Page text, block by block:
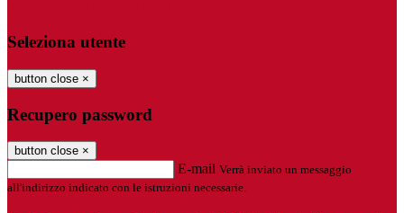
Seleziona utente
button close ×
Recupero password
button close ×
E-mail Verrà inviato un messaggio
all'indirizzo indicato con le istruzioni necessarie.